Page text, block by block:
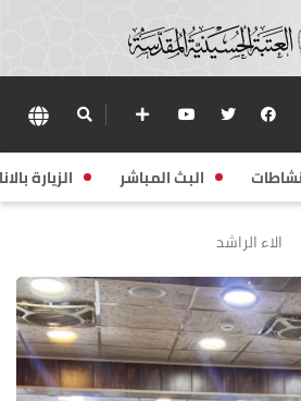
البث المباشر الزيارة
الاء الراشد